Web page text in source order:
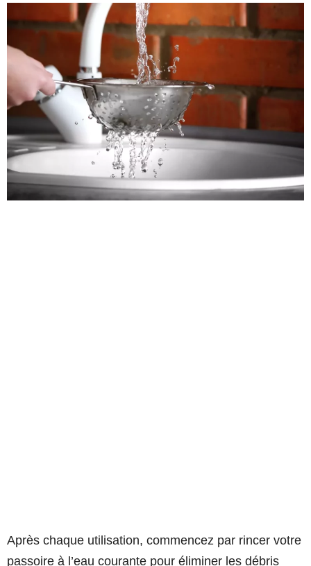
Après chaque utilisation, commencez par rincer votre
passoire à l’eau courante pour éliminer les débris